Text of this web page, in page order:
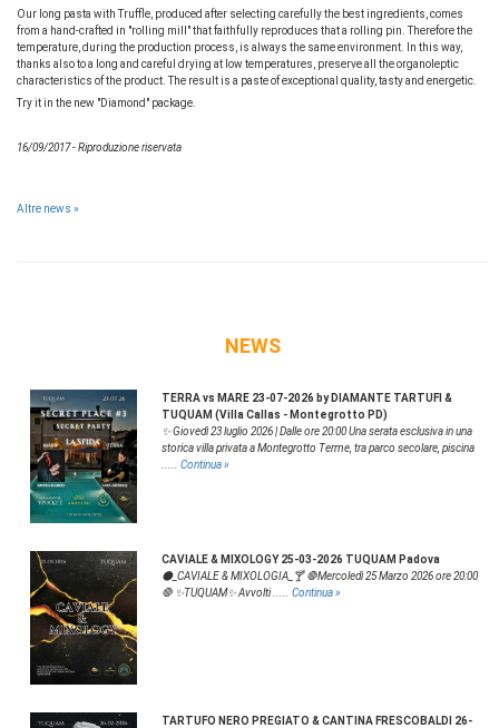
Our long pasta with Truffle, produced after selecting carefully the best ingredients, comes
from a hand-crafted in "rolling mill" that faithfully reproduces that a rolling pin. Therefore the
temperature, during the production process, is always the same environment. In this way,
thanks also to a long and careful drying at low temperatures, preserve all the organoleptic
characteristics of the product. The result is a paste of exceptional quality, tasty and energetic.
Try it in the new "Diamond" package.
16/09/2017 - Riproduzione riservata
Altre news »
NEWS
TERRA vs MARE 23-07-2026 by DIAMANTE TARTUFI &
TUQUAM (Villa Callas - Montegrotto PD)
✨ Giovedì 23 luglio 2026 | Dalle ore 20:00 Una serata esclusiva in una
storica villa privata a Montegrotto Terme, tra parco secolare, piscina
Continua »
CAVIALE & MIXOLOGY 25-03-2026 TUQUAM Padova
⚫️_CAVIALE & MIXOLOGIA_🍸 🛑Mercoledì 25 Marzo 2026 ore 20:00
🛑 ✨️TUQUAM✨️ Avvolti ..... Continua »
TARTUFO NERO PREGIATO & CANTINA FRESCOBALDI 26-